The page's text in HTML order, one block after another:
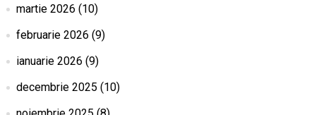
martie 2026 (10)
februarie 2026 (9)
ianuarie 2026 (9)
decembrie 2025 (10)